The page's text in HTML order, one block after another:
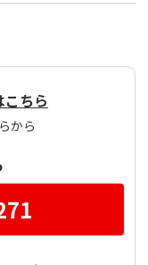
ちら
から